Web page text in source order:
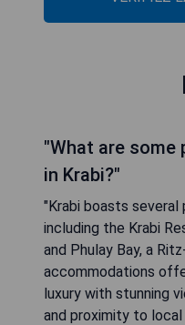
"What are some
in Krabi?"
"Krabi boasts
including the Krabi
and Phulay Bay, a
accommodations
luxury with stunning
and proximity to